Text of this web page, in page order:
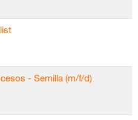
- Semilla (m/f/d)